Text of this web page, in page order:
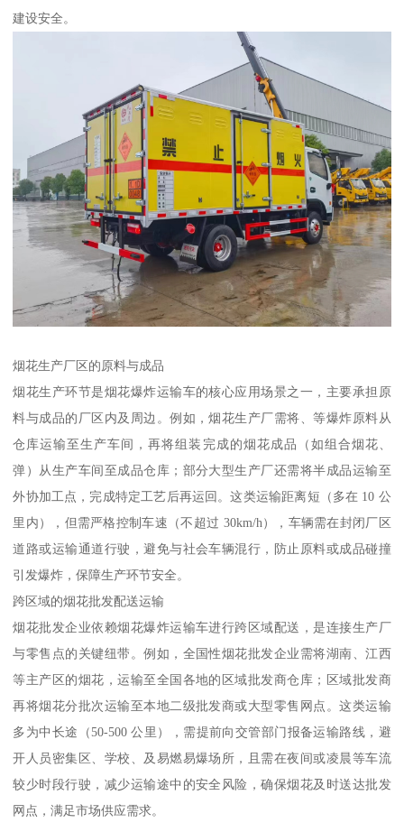
建设安全。​
烟花生产厂区的原料与成品​
烟花生产环节是烟花爆炸运输车的核心应用场景之一，主要承担原
料与成品的厂区内及周边。例如，烟花生产厂需将、等爆炸原料从
仓库运输至生产车间，再将组装完成的烟花成品（如组合烟花、
弹）从生产车间至成品仓库；部分大型生产厂还需将半成品运输至
外协加工点，完成特定工艺后再运回。这类运输距离短（多在 10 公
里内），但需严格控制车速（不超过 30km/h），车辆需在封闭厂区
道路或运输通道行驶，避免与社会车辆混行，防止原料或成品碰撞
引发爆炸，保障生产环节安全。​
跨区域的烟花批发配送运输​
烟花批发企业依赖烟花爆炸运输车进行跨区域配送，是连接生产厂
与零售点的关键纽带。例如，全国性烟花批发企业需将湖南、江西
等主产区的烟花，运输至全国各地的区域批发商仓库；区域批发商
再将烟花分批次运输至本地二级批发商或大型零售网点。这类运输
多为中长途（50-500 公里），需提前向交管部门报备运输路线，避
开人员密集区、学校、及易燃易爆场所，且需在夜间或凌晨等车流
较少时段行驶，减少运输途中的安全风险，确保烟花及时送达批发
网点，满足市场供应需求。​